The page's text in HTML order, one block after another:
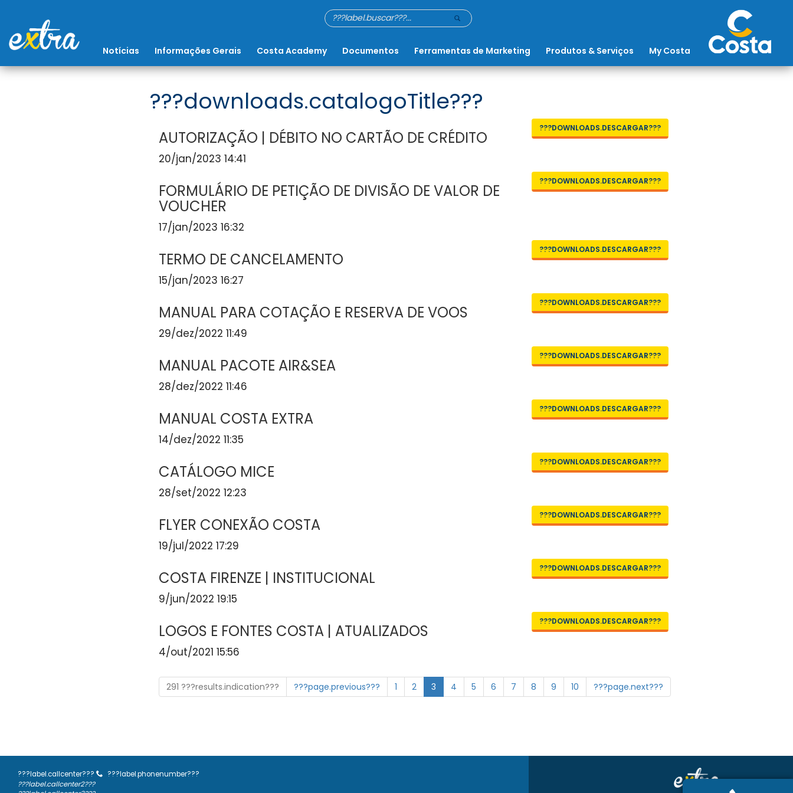
Notícias Informações Gerais Costa Academy Documentos Ferramentas de Marketing Produtos & Serviços My Costa
???downloads.catalogoTitle???
AUTORIZAÇÃO | DÉBITO NO CARTÃO DE CRÉDITO
20/jan/2023 14:41
???DOWNLOADS.DESCARGAR???
FORMULÁRIO DE PETIÇÃO DE DIVISÃO DE VALOR DE
VOUCHER
17/jan/2023 16:32
???DOWNLOADS.DESCARGAR???
TERMO DE CANCELAMENTO
15/jan/2023 16:27
???DOWNLOADS.DESCARGAR???
MANUAL PARA COTAÇÃO E RESERVA DE VOOS
29/dez/2022 11:49
???DOWNLOADS.DESCARGAR???
MANUAL PACOTE AIR&SEA
28/dez/2022 11:46
???DOWNLOADS.DESCARGAR???
MANUAL COSTA EXTRA
14/dez/2022 11:35
???DOWNLOADS.DESCARGAR???
CATÁLOGO MICE
28/set/2022 12:23
???DOWNLOADS.DESCARGAR???
FLYER CONEXÃO COSTA
19/jul/2022 17:29
???DOWNLOADS.DESCARGAR???
COSTA FIRENZE | INSTITUCIONAL
9/jun/2022 19:15
???DOWNLOADS.DESCARGAR???
LOGOS E FONTES COSTA | ATUALIZADOS
4/out/2021 15:56
???DOWNLOADS.DESCARGAR???
291 ???results.indication??? ???page.previous??? 1 2 3 4 5 6 7 8 9 10 ???page.next???
???label.callcenter???
???label.phonenumber???
???label.callcenter2???